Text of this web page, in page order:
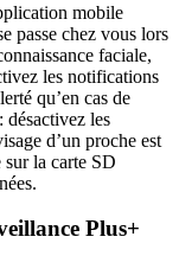
mobile
passe chez vous lors
faciale,
les notifications
qu’en cas de
désactivez les
d’un proche est
sur la carte SD
Plus+